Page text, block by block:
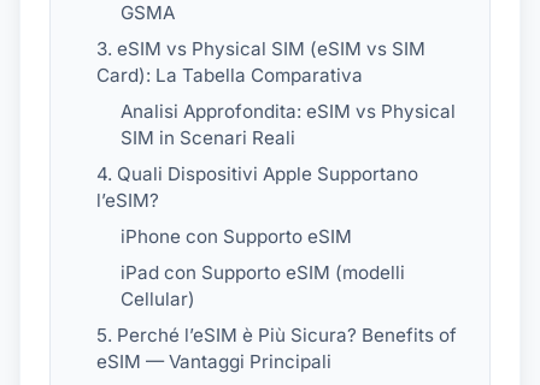
GSMA
3. eSIM vs Physical SIM (eSIM vs SIM
Card): La Tabella Comparativa
Analisi Approfondita: eSIM vs Physical
SIM in Scenari Reali
4. Quali Dispositivi Apple Supportano
l’eSIM?
iPhone con Supporto eSIM
iPad con Supporto eSIM (modelli
Cellular)
5. Perché l’eSIM è Più Sicura? Benefits of
eSIM — Vantaggi Principali